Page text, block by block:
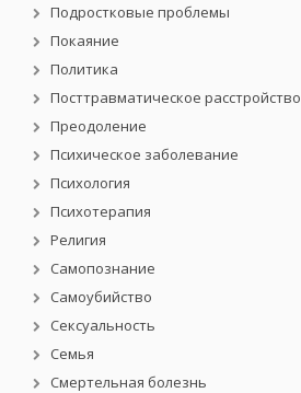
Подростковые проблемы
Покаяние
Политика
Посттравматическое расстройство
Преодоление
Психическое заболевание
Психология
Психотерапия
Религия
Самопознание
Самоубийство
Сексуальность
Семья
Смертельная болезнь